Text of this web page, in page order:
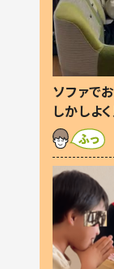
ソファで
しかしよ
察した母
す！」「現